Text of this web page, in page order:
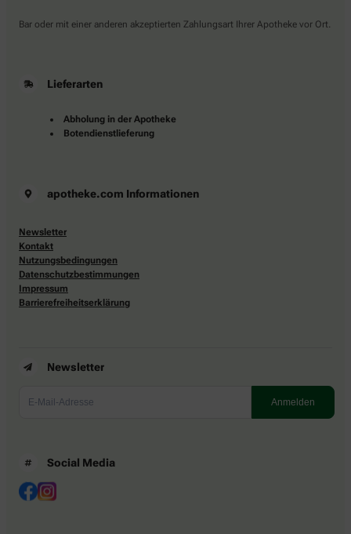
Bar oder mit einer anderen akzeptierten Zahlungsart Ihrer Apotheke vor Ort.
Lieferarten
Abholung in der Apotheke
Botendienstlieferung
apotheke.com Informationen
Newsletter
Kontakt
Nutzungsbedingungen
Datenschutzbestimmungen
Impressum
Barrierefreiheitserklärung
Newsletter
Social Media